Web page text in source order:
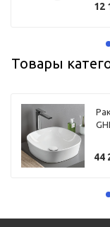
12
Товары
44